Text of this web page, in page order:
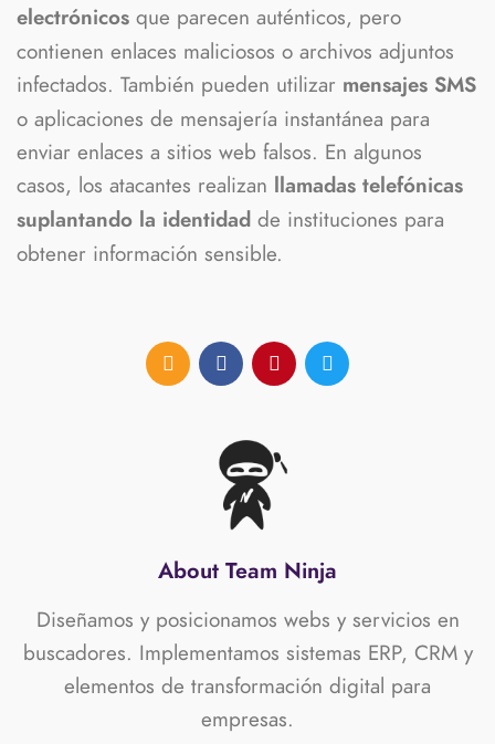
electrónicos que parecen auténticos, pero
contienen enlaces maliciosos o archivos adjuntos
infectados. También pueden utilizar mensajes SMS
o aplicaciones de mensajería instantánea para
enviar enlaces a sitios web falsos. En algunos
casos, los atacantes realizan
llamadas telefónicas
suplantando la identidad de instituciones para
obtener información sensible.
About Team Ninja
Diseñamos y posicionamos webs y servicios en
buscadores. Implementamos sistemas ERP, CRM y
elementos de transformación digital para
empresas.